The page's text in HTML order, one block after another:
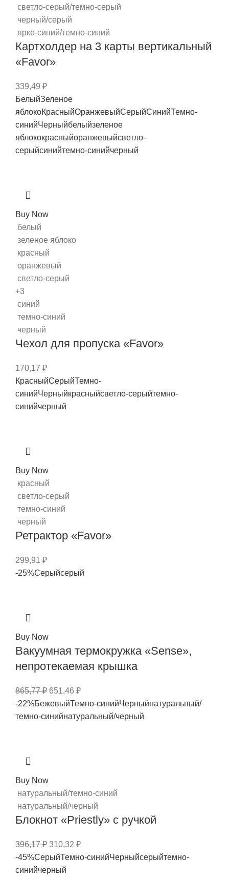
светло-серый/темно-серый
черный/серый
ярко-синий/темно-синий
Картхолдер на 3 карты вертикальный
«Favor»
339,49 ₽
БелыйЗеленое
яблокоКрасныйОранжевыйСерыйСинийТемно-
синийЧерныйбелыйзеленое
яблококрасныйоранжевыйсветло-
серыйсинийтемно-синийчерный
Buy Now
белый
зеленое яблоко
красный
оранжевый
светло-серый
+3
синий
темно-синий
черный
Чехол для пропуска «Favor»
170,17 ₽
КрасныйСерыйТемно-
синийЧерныйкрасныйсветло-серыйтемно-
синийчерный
Buy Now
красный
светло-серый
темно-синий
черный
Ретрактор «Favor»
299,91 ₽
-25%Серыйсерый
Buy Now
Вакуумная термокружка «Sense»,
непротекаемая крышка
865,77₽ 651,46 ₽
-22%БежевыйТемно-синийЧерныйнатуральный/
темно-синийнатуральный/черный
Buy Now
натуральный/темно-синий
натуральный/черный
Блокнот «Priestly» с ручкой
396,17₽ 310,32 ₽
-45%СерыйТемно-синийЧерныйсерыйтемно-
синийчерный